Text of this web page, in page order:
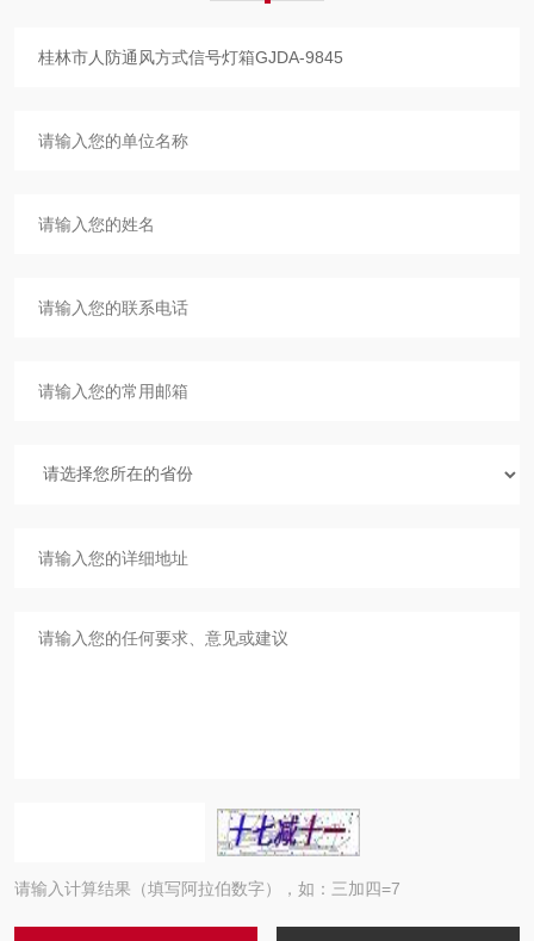
请输入计算结果（填写阿拉伯数字），如：三加四=7